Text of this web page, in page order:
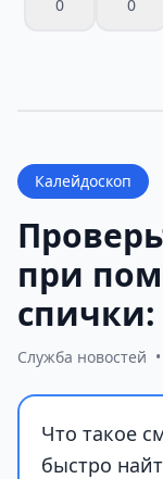
0 0
Калейдоскоп
при
спички:
Служба новостей •
Что такое
быстро